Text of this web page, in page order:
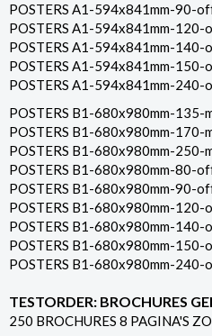
POSTERS A1-594x841mm-90-
POSTERS A1-594x841mm-
POSTERS A1-594x841mm-
POSTERS A1-594x841mm-
POSTERS A1-594x841mm-
POSTERS B1-680x980mm-135-
POSTERS B1-680x980mm-170-
POSTERS B1-680x980mm-250-
POSTERS B1-680x980mm-80-
POSTERS B1-680x980mm-90-
POSTERS B1-680x980mm-
POSTERS B1-680x980mm-
POSTERS B1-680x980mm-
POSTERS B1-680x980mm-
TESTORDER: BROCHURES
250 BROCHURES 8 PAGINA'S